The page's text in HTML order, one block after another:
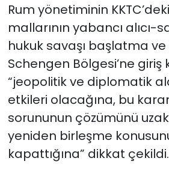
Rum yönetiminin
mallarının yabancı alıcı-
hukuk savaşı başlatma ve
Schengen Bölgesi’ne giriş
“jeopolitik ve diplomatik
etkileri olacağına, bu
sorununun çözümünü
yeniden birleşme
kapattığına” dikkat çekildi.
Moda
Nöbetçi Eczaneler
Otomobil Dünyası
Politika
SAĞLIK
Spor